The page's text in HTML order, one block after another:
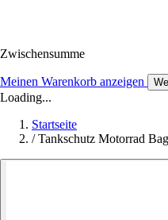
Zwischensumme
Meinen Warenkorb anzeigen
Loading...
Startseite
/ Tankschutz Motorrad